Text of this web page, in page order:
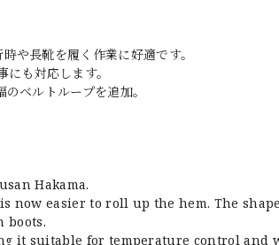
や長靴を履く作業に好適です。
も対応します。
ベルトループを追加。
Hakama.
now easier to roll up the hem. The
boots.
it suitable for temperature control and